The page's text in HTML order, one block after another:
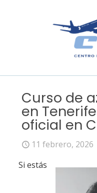
Curso de
en
oficial en
11 febrero, 2026
Si estás